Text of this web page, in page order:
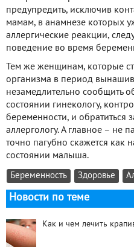
предупредить, исключив
мамам, в анамнезе которых
аллергические реакции,
поведение во время
Тем же женщинам, которые
организма в период
незамедлительно сообщить
состоянии гинекологу,
беременности, и обратиться
аллергологу. А главное – не
точно пагубно скажется как
состоянии малыша.
Беременность Здоровье
Новости по теме
Как и чем лечить